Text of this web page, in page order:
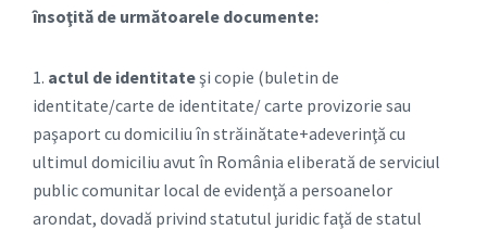
însoţită de următoarele documente:
1. actul de identitateşi copie (buletin de
identitate/carte de identitate/ carte provizorie sau
paşaport cu domiciliu în străinătate+adeverinţă cu
ultimul domiciliu avut în România eliberată de serviciul
public comunitar local de evidenţă a persoanelor
arondat, dovadă privind statutul juridic faţă de statul